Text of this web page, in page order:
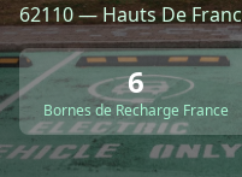
CGU-
62110 — Hauts De
6
Bornes de Recharge France